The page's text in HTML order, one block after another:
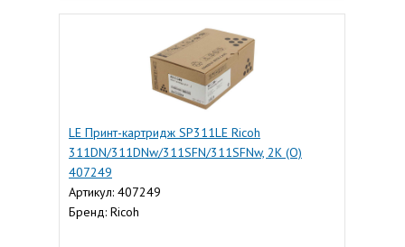
LE Принт-картридж SP311LE Ricoh
311DN/311DNw/311SFN/311SFNw, 2К (О)
407249
Артикул: 407249
Бренд: Ricoh